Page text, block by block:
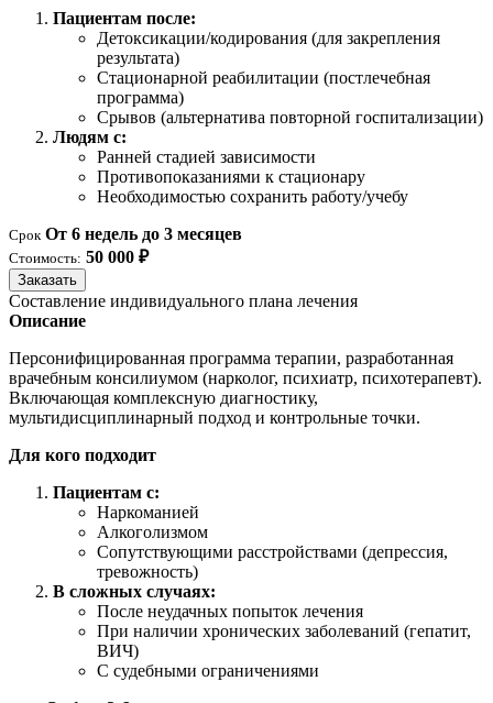
Пациентам после:
Детоксикации/кодирования (для закрепления
результата)
Стационарной реабилитации (постлечебная
программа)
Срывов (альтернатива повторной госпитализации)
Людям с:
Ранней стадией зависимости
Противопоказаниями к стационару
Необходимостью сохранить работу/учебу
Срок От 6 недель до 3 месяцев
Стоимость: 50 000 ₽
Заказать
Составление индивидуального плана лечения
Описание
Персонифицированная программа терапии, разработанная
врачебным консилиумом (нарколог, психиатр, психотерапевт).
Включающая комплексную диагностику,
мультидисциплинарный подход и контрольные точки.
Для кого подходит
Пациентам с:
Наркоманией
Алкоголизмом
Сопутствующими расстройствами (депрессия,
тревожность)
В сложных случаях:
После неудачных попыток лечения
При наличии хронических заболеваний (гепатит,
ВИЧ)
С судебными ограничениями